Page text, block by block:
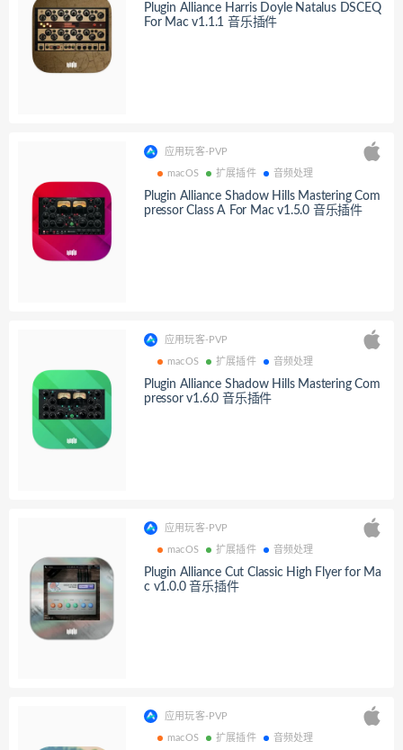
Plugin Alliance Harris Doyle Natalus DSCEQ
For Mac v1.1.1 音乐插件
应用玩客-PVP
macOS 扩展插件 音频处理
Plugin Alliance Shadow Hills Mastering Com
pressor Class A For Mac v1.5.0 音乐插件
应用玩客-PVP
macOS 扩展插件 音频处理
Plugin Alliance Shadow Hills Mastering Com
pressor v1.6.0 音乐插件
应用玩客-PVP
macOS 扩展插件 音频处理
Plugin Alliance Cut Classic High Flyer for Ma
c v1.0.0 音乐插件
应用玩客-PVP
macOS 扩展插件 音频处理